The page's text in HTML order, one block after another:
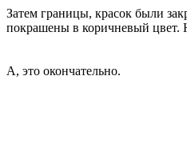
Затем границы, красок были
покрашены в коричневый цвет.
А, это окончательно.